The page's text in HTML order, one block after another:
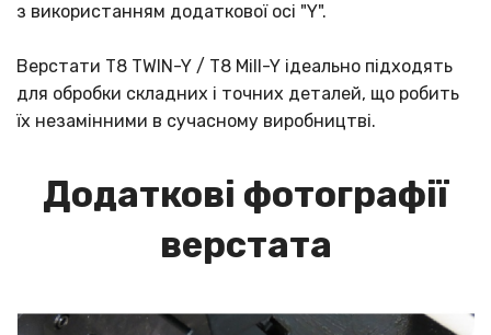
з використанням додаткової осі "Y".
Верстати T8 TWIN-Y / T8 Mill-Y ідеально підходять
для обробки складних і точних деталей, що робить
їх незамінними в сучасному виробництві.
Додаткові фотографії
верстата